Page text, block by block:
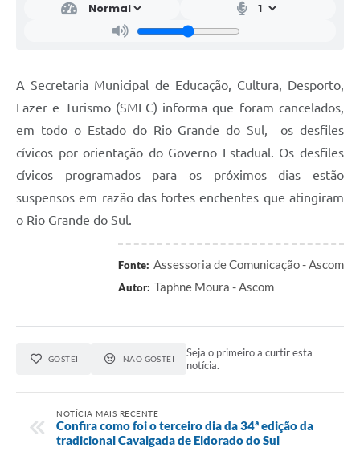
A Secretaria Municipal de Educação, Cultura, Desporto,
Lazer e Turismo (SMEC) informa que foram cancelados,
em todo o Estado do Rio Grande do Sul, os desfiles
cívicos por orientação do Governo Estadual. Os desfiles
cívicos programados para os próximos dias estão
suspensos em razão das fortes enchentes que atingiram
o Rio Grande do Sul.
Fonte: Assessoria de Comunicação - Ascom
Autor: Taphne Moura - Ascom
GOSTEI NÃO GOSTEI
Seja o primeiro a curtir esta
notícia.
NOTÍCIA MAIS RECENTE
Confira como foi o terceiro dia da 34ª edição da
tradicional Cavalgada de Eldorado do Sul